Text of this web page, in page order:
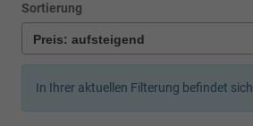
Sortierung
In Ihrer aktuellen Filterung befindet sich